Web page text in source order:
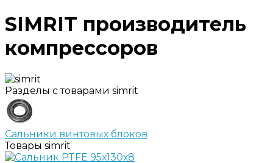
SIMRIT производитель
компрессоров
Разделы с товарами simrit
Сальники винтовых блоков
Товары simrit